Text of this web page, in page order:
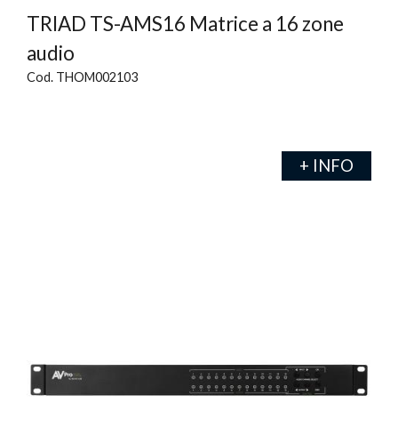
TRIAD TS-AMS16 Matrice a 16 zone
audio
Cod. THOM002103
+ INFO